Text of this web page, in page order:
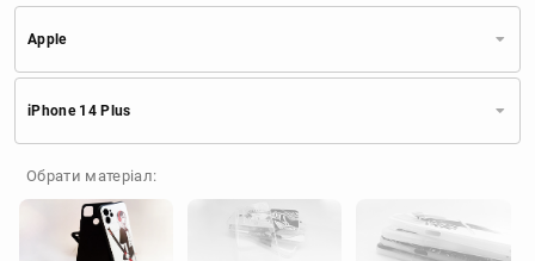
Apple
Apple
Huawei
TECNO
Google
Doogee
Infinix
Sony
Motorola
iPhone 14 Plus
Обрати матеріал: